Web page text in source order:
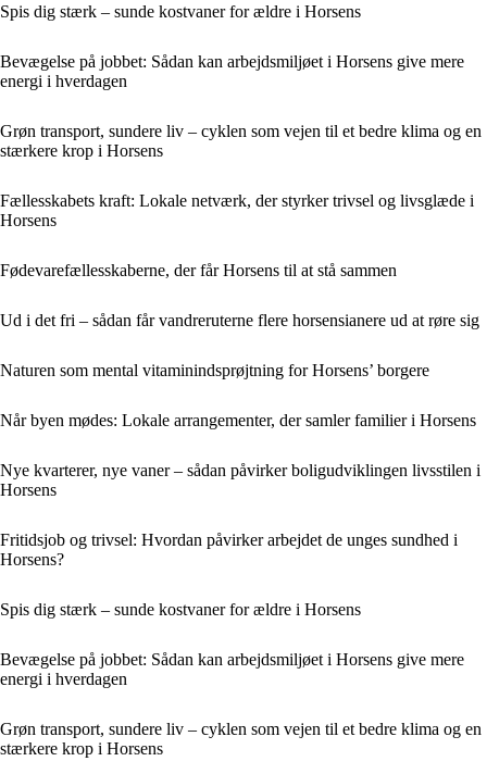
Spis dig stærk – sunde kostvaner for ældre i Horsens
Bevægelse på jobbet: Sådan kan arbejdsmiljøet i Horsens give mere
energi i hverdagen
Grøn transport, sundere liv – cyklen som vejen til et bedre klima og en
stærkere krop i Horsens
Fællesskabets kraft: Lokale netværk, der styrker trivsel og livsglæde i
Horsens
Fødevarefællesskaberne, der får Horsens til at stå sammen
Ud i det fri – sådan får vandreruterne flere horsensianere ud at røre sig
Naturen som mental vitaminindsprøjtning for Horsens’ borgere
Når byen mødes: Lokale arrangementer, der samler familier i Horsens
Nye kvarterer, nye vaner – sådan påvirker boligudviklingen livsstilen i
Horsens
Fritidsjob og trivsel: Hvordan påvirker arbejdet de unges sundhed i
Horsens?
Spis dig stærk – sunde kostvaner for ældre i Horsens
Bevægelse på jobbet: Sådan kan arbejdsmiljøet i Horsens give mere
energi i hverdagen
Grøn transport, sundere liv – cyklen som vejen til et bedre klima og en
stærkere krop i Horsens